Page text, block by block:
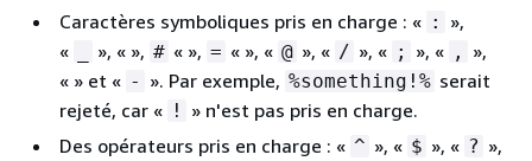
Caractères symboliques pris en charge : « :
»,
«
», « », # « », = « », « @ », « / », « ; », « ,
»,
« » et « - ». Par exemple, %something!% serait
rejeté, car « !
» n'est pas pris en charge.
Des opérateurs pris en charge : « ^ », « $ », « ? »,